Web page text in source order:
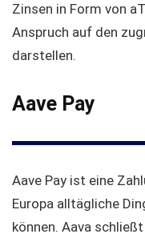
Zinsen in Form von
Anspruch auf den
darstellen.
Aave Pay
Aave Pay ist eine
Europa alltägliche
können. Aava